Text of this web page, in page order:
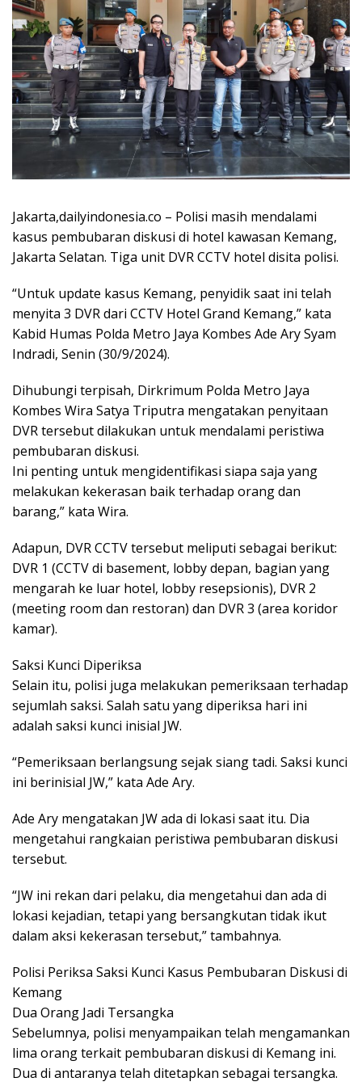
Jakarta,dailyindonesia.co – Polisi masih mendalami
kasus pembubaran diskusi di hotel kawasan Kemang,
Jakarta Selatan. Tiga unit DVR CCTV hotel disita polisi.
“Untuk update kasus Kemang, penyidik saat ini telah
menyita 3 DVR dari CCTV Hotel Grand Kemang,” kata
Kabid Humas Polda Metro Jaya Kombes Ade Ary Syam
Indradi, Senin (30/9/2024).
Dihubungi terpisah, Dirkrimum Polda Metro Jaya
Kombes Wira Satya Triputra mengatakan penyitaan
DVR tersebut dilakukan untuk mendalami peristiwa
pembubaran diskusi.
Ini penting untuk mengidentifikasi siapa saja yang
melakukan kekerasan baik terhadap orang dan
barang,” kata Wira.
Adapun, DVR CCTV tersebut meliputi sebagai berikut:
DVR 1 (CCTV di basement, lobby depan, bagian yang
mengarah ke luar hotel, lobby resepsionis), DVR 2
(meeting room dan restoran) dan DVR 3 (area koridor
kamar).
Saksi Kunci Diperiksa
Selain itu, polisi juga melakukan pemeriksaan terhadap
sejumlah saksi. Salah satu yang diperiksa hari ini
adalah saksi kunci inisial JW.
“Pemeriksaan berlangsung sejak siang tadi. Saksi kunci
ini berinisial JW,” kata Ade Ary.
Ade Ary mengatakan JW ada di lokasi saat itu. Dia
mengetahui rangkaian peristiwa pembubaran diskusi
tersebut.
“JW ini rekan dari pelaku, dia mengetahui dan ada di
lokasi kejadian, tetapi yang bersangkutan tidak ikut
dalam aksi kekerasan tersebut,” tambahnya.
Polisi Periksa Saksi Kunci Kasus Pembubaran Diskusi di
Kemang
Dua Orang Jadi Tersangka
Sebelumnya, polisi menyampaikan telah mengamankan
lima orang terkait pembubaran diskusi di Kemang ini.
Dua di antaranya telah ditetapkan sebagai tersangka.